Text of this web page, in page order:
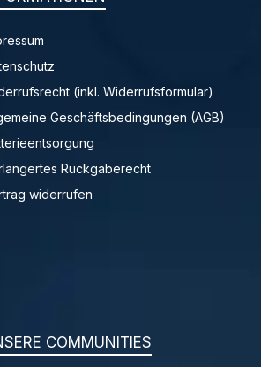
(inkl. Widerrufsformular)
Geschäftsbedingungen (AGB)
Rückgaberecht
widerrufen
COMMUNITIES